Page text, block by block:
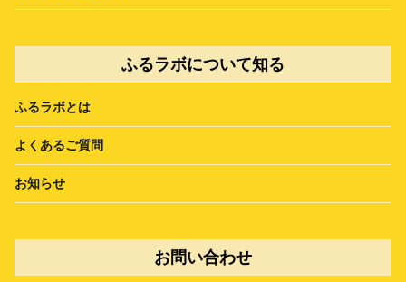
ふるラボについて知る
ふるラボとは
よくあるご質問
お知らせ
お問い合わせ